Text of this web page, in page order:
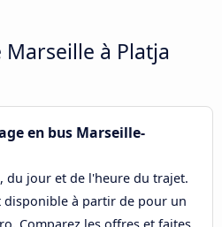
Marseille à Platja
en bus Marseille-
du jour et de l'heure du trajet.
disponible à partir de pour un